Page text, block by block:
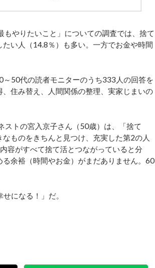
やりたいこと」についての調査では、捨て
い人（14.8％）も多い。一方でお金や時間
50代の読者モニターのうち333人の回答を
住み替え、人間関係の整理、実家じまいの
ストの宮入京子さん（50歳）は、「捨て
ものをきちんと見つけ、充実した第2の人
容がすべて捨て活とつながっていると分
余裕（時間やお金）がまだありません。60
になる！」だ。